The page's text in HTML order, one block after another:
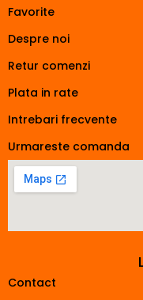
Favorite
Despre noi
Retur comenzi
Plata in rate
Intrebari frecvente
Urmareste comanda
Contact